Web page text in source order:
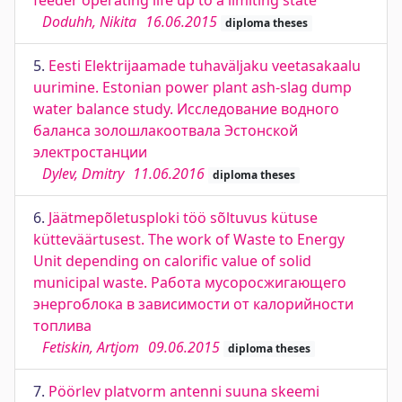
Doduhh, Nikita 16.06.2015 diploma theses
5. Eesti Elektrijaamade tuhaväljaku veetasakaalu
uurimine. Estonian power plant ash-slag dump
water balance study. Исследование водного
баланса золошлакоотвала Эстонской
электростанции
Dylev, Dmitry 11.06.2016 diploma theses
6. Jäätmepõletusploki töö sõltuvus kütuse
kütteväärtusest. The work of Waste to Energy
Unit depending on calorific value of solid
municipal waste. Работа мусоросжигающего
энергоблока в зависимости от калорийности
топлива
Fetiskin, Artjom 09.06.2015 diploma theses
7. Pöörlev platvorm antenni suuna skeemi